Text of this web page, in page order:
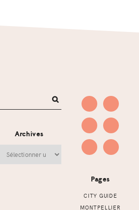
Archives
Pages
CITY GUIDE
MONTPELLIER